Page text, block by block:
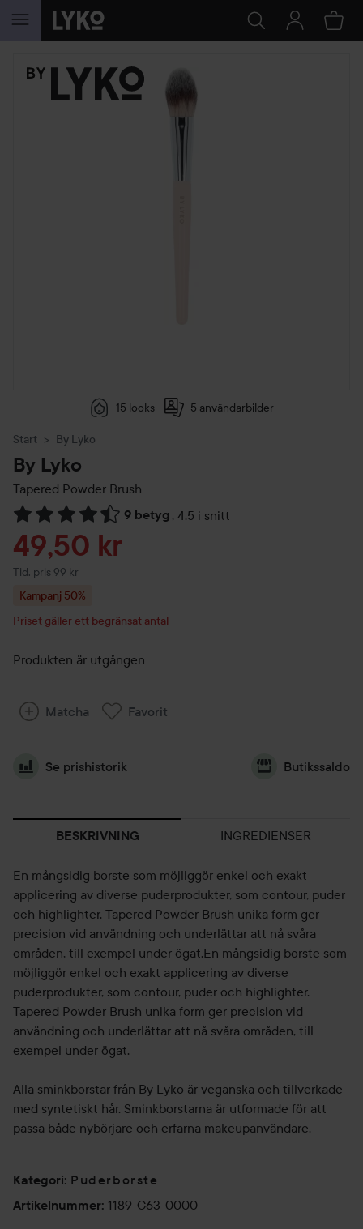
HOPPA TILL INNEHÅLLET
15 looks 5 användarbilder
Start By Lyko
By Lyko
Tapered Powder Brush
9 betyg , 4.5 i snitt
Hoppa till Betyg & kommentarer
Reapris
49,50 kr
Tid. pris 99 kr
Tidigare pris 99 kr
Kampanj 50%
Priset gäller ett begränsat antal
Produkten är utgången
Matcha Favorit
Se prishistorik Butikssaldo
BESKRIVNING INGREDIENSER
En mångsidig borste som möjliggör enkel och exakt
applicering av diverse puderprodukter, som contour, puder
och highlighter. Tapered Powder Brush unika form ger
precision vid användning och underlättar att nå svåra
områden, till exempel under ögat.En mångsidig borste som
möjliggör enkel och exakt applicering av diverse
puderprodukter, som contour, puder och highlighter.
Tapered Powder Brush unika form ger precision vid
användning och underlättar att nå svåra områden, till
exempel under ögat.
Alla sminkborstar från By Lyko är veganska och tillverkade
med syntetiskt hår. Sminkborstarna är utformade för att
passa både nybörjare och erfarna makeupanvändare.
Kategori: Puderborste
Artikelnummer: 1189-C63-0000